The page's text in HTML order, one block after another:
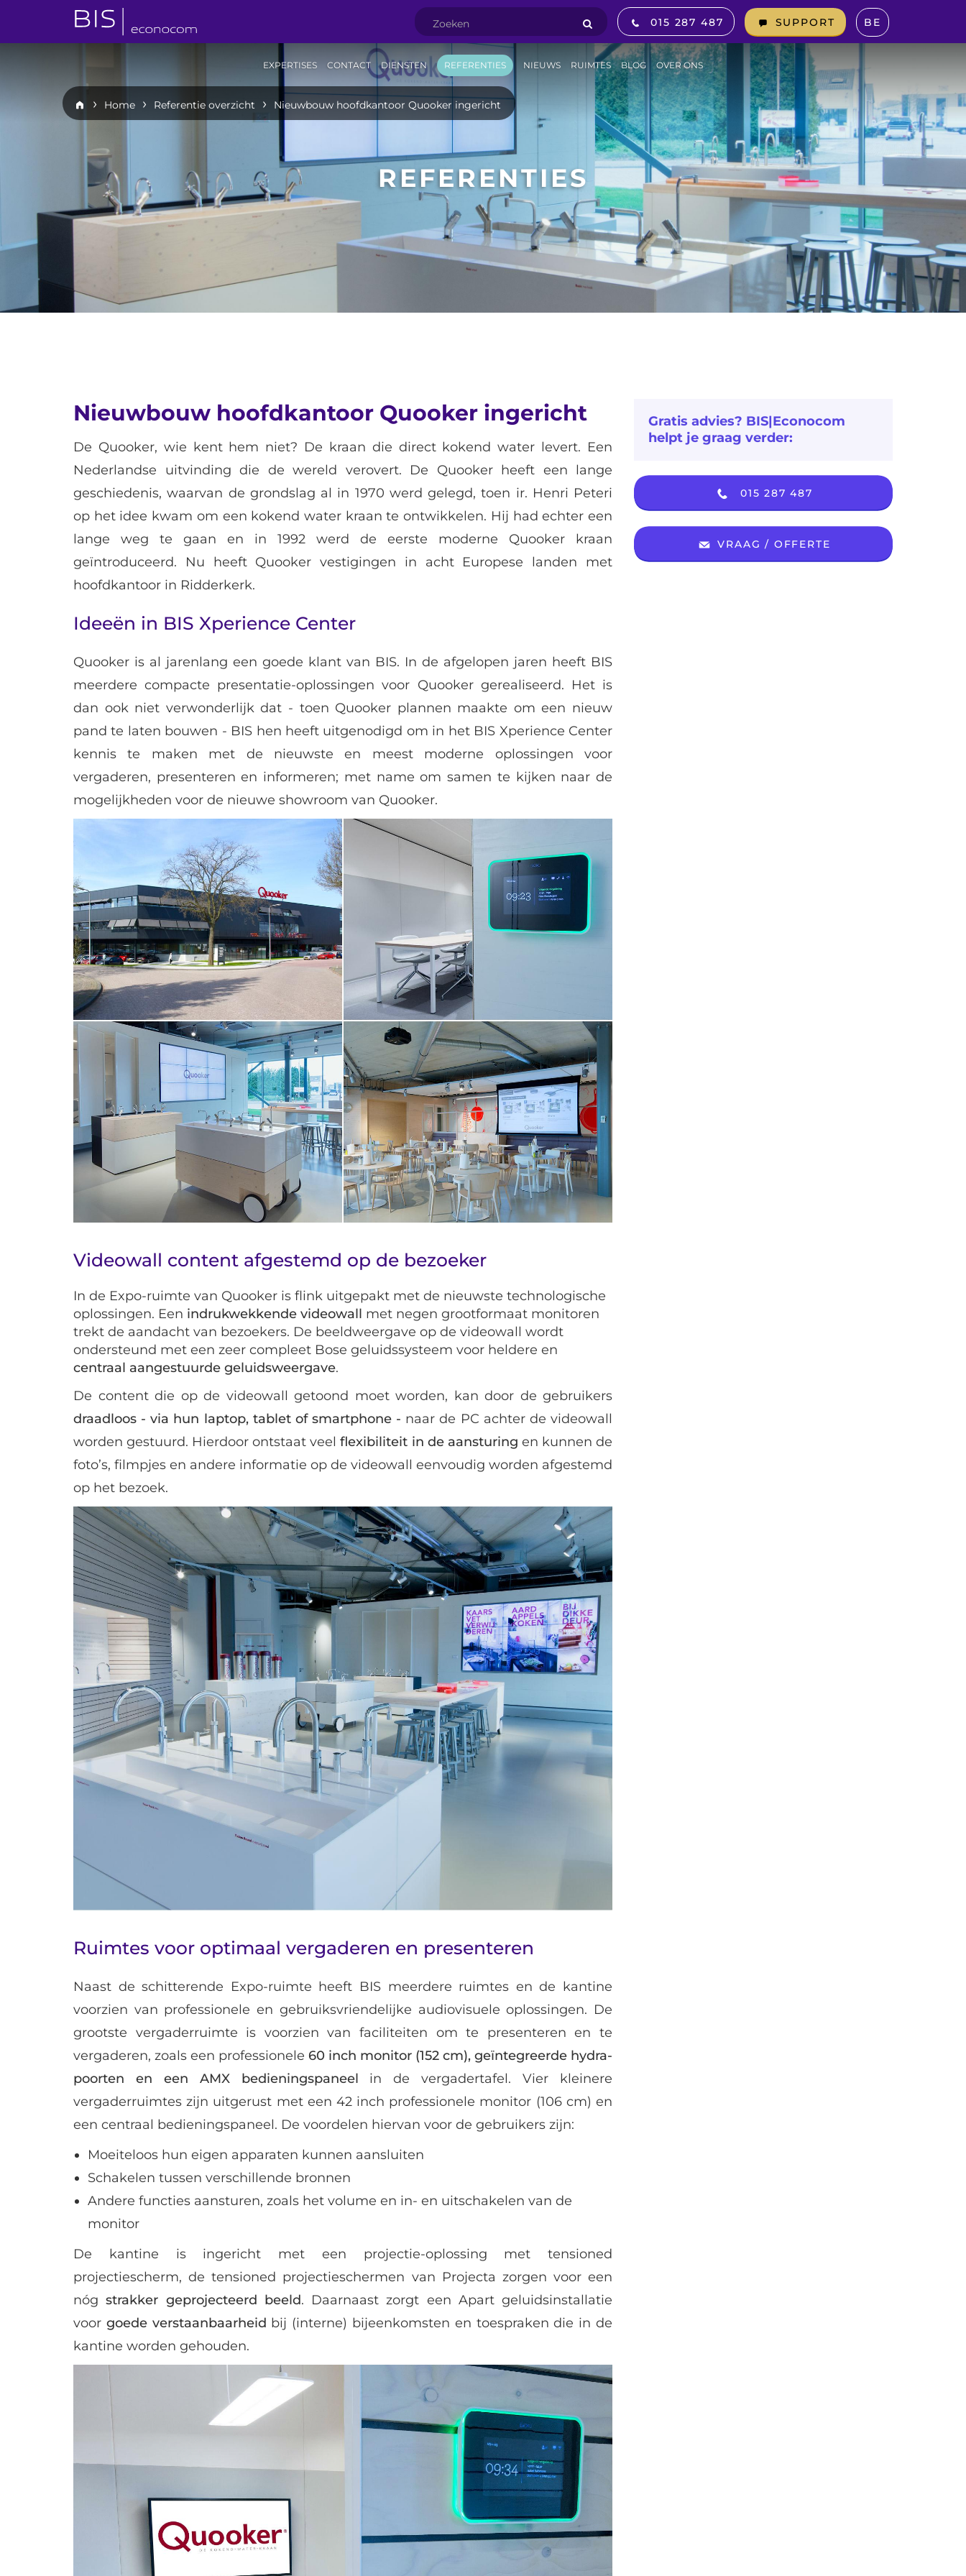
015 287 487 SUPPORT BE
EXPERTISES CONTACT DIENSTEN REFERENTIES NIEUWS RUIMTES BLOG OVER ONS
Home Referentie overzicht Nieuwbouw hoofdkantoor Quooker ingericht
REFERENTIES
Nieuwbouw hoofdkantoor Quooker ingericht
De Quooker, wie kent hem niet? De kraan die direct kokend water levert. Een
Nederlandse uitvinding die de wereld verovert. De Quooker heeft een lange
geschiedenis, waarvan de grondslag al in 1970 werd gelegd, toen ir. Henri Peteri
op het idee kwam om een kokend water kraan te ontwikkelen. Hij had echter een
lange weg te gaan en in 1992 werd de eerste moderne Quooker kraan
geïntroduceerd. Nu heeft Quooker vestigingen in acht Europese landen met
hoofdkantoor in Ridderkerk.
Ideeën in BIS Xperience Center
Quooker is al jarenlang een goede klant van BIS. In de afgelopen jaren heeft BIS
meerdere compacte presentatie-oplossingen voor Quooker gerealiseerd. Het is
dan ook niet verwonderlijk dat - toen Quooker plannen maakte om een nieuw
pand te laten bouwen - BIS hen heeft uitgenodigd om in het BIS Xperience Center
kennis te maken met de nieuwste en meest moderne oplossingen voor
vergaderen, presenteren en informeren; met name om samen te kijken naar de
mogelijkheden voor de nieuwe showroom van Quooker.
Videowall content afgestemd op de bezoeker
In de Expo-ruimte van Quooker is flink uitgepakt met de nieuwste technologische
oplossingen. Een indrukwekkende videowall met negen grootformaat monitoren
trekt de aandacht van bezoekers. De beeldweergave op de videowall wordt
ondersteund met een zeer compleet Bose geluidssysteem voor heldere en
centraal aangestuurde geluidsweergave.
De content die op de videowall getoond moet worden, kan door de gebruikers
draadloos - via hun laptop, tablet of smartphone - naar de PC achter de videowall
worden gestuurd. Hierdoor ontstaat veelflexibiliteit in de aansturing en kunnen de
foto’s, filmpjes en andere informatie op de videowall eenvoudig worden afgestemd
op het bezoek.
Ruimtes voor optimaal vergaderen en presenteren
Naast de schitterende Expo-ruimte heeft BIS meerdere ruimtes en de kantine
voorzien van professionele en gebruiksvriendelijke audiovisuele oplossingen. De
grootste vergaderruimte is voorzien van faciliteiten om te presenteren en te
vergaderen, zoals een professionele 60 inch monitor (152 cm), geïntegreerde hydra-
poorten en een AMX bedieningspaneel in de vergadertafel. Vier kleinere
vergaderruimtes zijn uitgerust met een 42 inch professionele monitor (106 cm) en
een centraal bedieningspaneel. De voordelen hiervan voor de gebruikers zijn:
Moeiteloos hun eigen apparaten kunnen aansluiten
Schakelen tussen verschillende bronnen
Andere functies aansturen, zoals het volume en in- en uitschakelen van de
monitor
De kantine is ingericht met een projectie-oplossing met tensioned
projectiescherm, de tensioned projectieschermen van Projecta zorgen voor een
nógstrakker geprojecteerd beeld. Daarnaast zorgt een Apart geluidsinstallatie
voor goede verstaanbaarheid bij (interne) bijeenkomsten en toespraken die in de
kantine worden gehouden.
Gratis advies? BIS|Econocom
helpt je graag verder:
015 287 487
VRAAG / OFFERTE